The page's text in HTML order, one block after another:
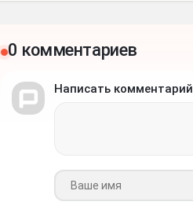
0 комментариев
Написать комментарий
Ваше имя